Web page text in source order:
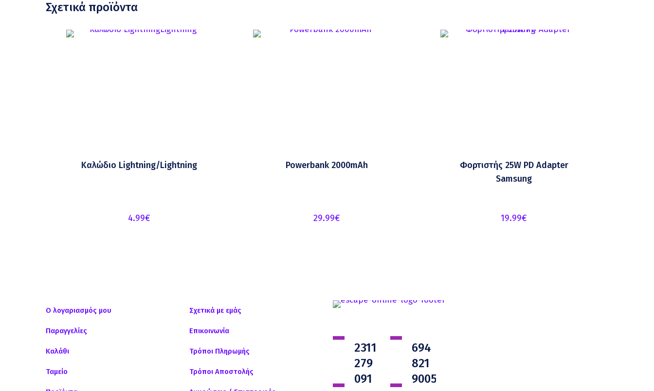
Σχετικά προϊόντα
Καλώδιο Lightning/Lightning
4.99€
Powerbank 2000mAh
29.99€
Φορτιστής 25W PD Adapter
Samsung
19.99€
Ο λογαριασμός μου
Παραγγελίες
Καλάθι
Ταμείο
Σχετικά με εμάς
Επικοινωνία
Τρόποι Πληρωμής
Τρόποι Αποστολής
2311
279
091
694
821
9005